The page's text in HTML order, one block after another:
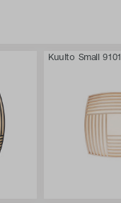
Kuulto Small 9101